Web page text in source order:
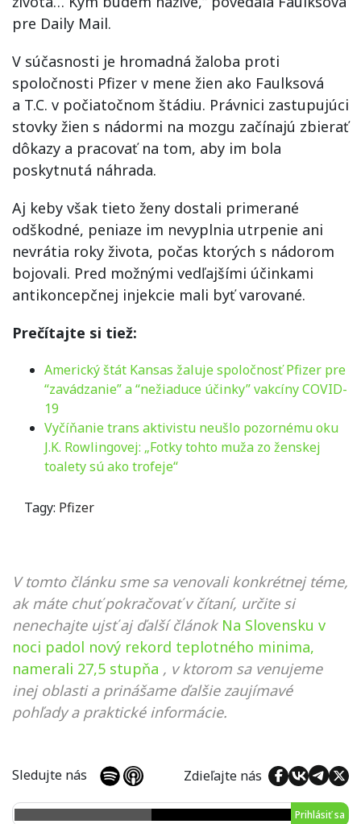
pre Daily Mail.
V súčasnosti je hromadná žaloba proti
spoločnosti Pfizer v mene žien ako Faulksová
a T.C. v počiatočnom štádiu. Právnici zastupujúci
stovky žien s nádormi na mozgu začínajú zbierať
dôkazy a pracovať na tom, aby im bola
poskytnutá náhrada.
Aj keby však tieto ženy dostali primerané
odškodné, peniaze im nevyplnia utrpenie ani
nevrátia roky života, počas ktorých s nádorom
bojovali. Pred možnými vedľajšími účinkami
antikoncepčnej injekcie mali byť varované.
Prečítajte si tiež:
Americký štát Kansas žaluje spoločnosť Pfizer pre
“zavádzanie” a “nežiaduce účinky” vakcíny COVID-
19
Vyčíňanie trans aktivistu neušlo pozornému oku
J.K. Rowlingovej: „Fotky tohto muža zo ženskej
toalety sú ako trofeje“
Tagy: Pfizer
V tomto článku sme sa venovali konkrétnej téme,
ak máte chuť pokračovať v čítaní, určite si
nenechajte ujsť aj ďalší článok Na Slovensku v
noci padol nový rekord teplotného minima,
namerali 27,5 stupňa , v ktorom sa venujeme
inej oblasti a prinášame ďalšie zaujímavé
pohľady a praktické informácie.
Sledujte nás Zdieľajte nás
Prihlásiť sa